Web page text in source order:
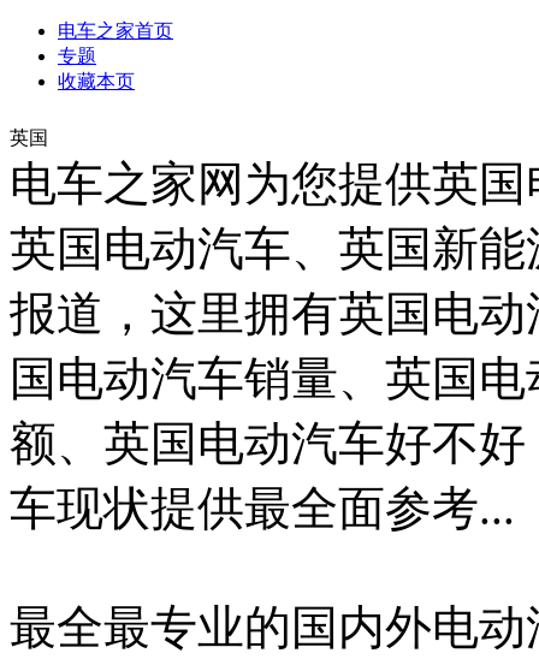
电车之家首页
专题
收藏本页
英国
电车之家网为您提供英
英国电动汽车、英国新
报道，这里拥有英国电
国电动汽车销量、英国
额、英国电动汽车好不
车现状提供最全面参考...
最全最专业的国内外电